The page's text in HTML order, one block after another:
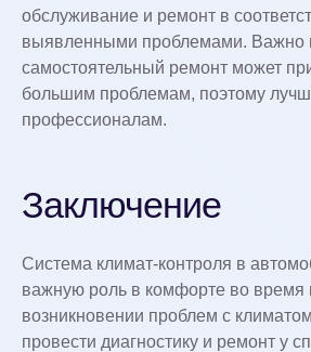
обслуживание и ремонт в
выявленными проблемами. Важно
самостоятельный ремонт может
большим проблемам, поэтому
профессионалам.
Заключение
Система климат-контроля в
важную роль в комфорте во время
возникновении проблем с
провести диагностику и ремонт у